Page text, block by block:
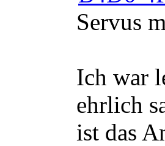
Servus
Ich war
ehrlich
ist das